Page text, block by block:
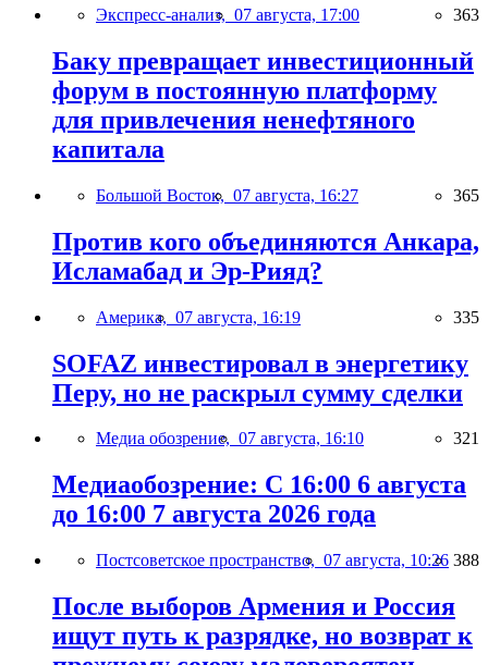
Экспресс-анализ, 07 августа, 17:00 363
Баку превращает инвестиционный
форум в постоянную платформу
для привлечения ненефтяного
капитала
Большой Восток, 07 августа, 16:27 365
Против кого объединяются Анкара,
Исламабад и Эр-Рияд?
Америка, 07 августа, 16:19 335
SOFAZ инвестировал в энергетику
Перу, но не раскрыл сумму сделки
Медиа обозрение, 07 августа, 16:10 321
Медиаобозрение: С 16:00 6 августа
до 16:00 7 августа 2026 года
Постсоветское пространство, 07 августа, 10:26 388
После выборов Армения и Россия
ищут путь к разрядке, но возврат к